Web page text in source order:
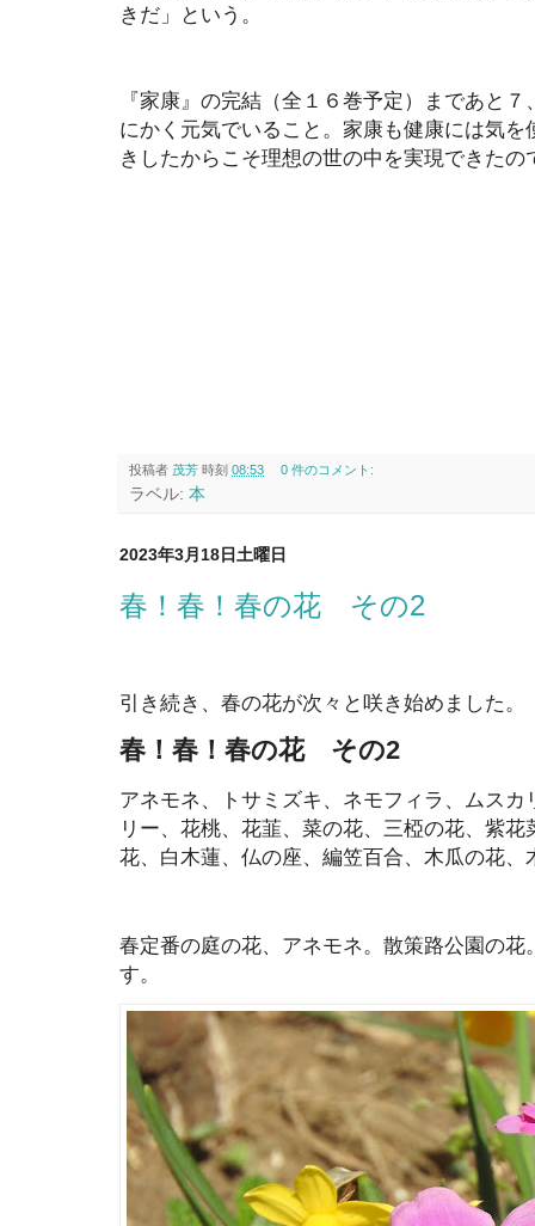
きだ」という。
『家康』の完結（全１６巻予定）まであと
にかく元気でいること。家康も健康には気
きしたからこそ理想の世の中を実現できたの
投稿者 茂芳 時刻 08:53 0 件のコメント:
ラベル: 本
2023年3月18日土曜日
春！春！春の花 その2
引き続き、春の花が次々と咲き始めました。
春！春！春の花 その2
アネモネ、トサミズキ、ネモフィラ、ムス
リー、花桃、花韮、菜の花、三椏の花、紫
花、白木蓮、仏の座、編笠百合、木瓜の花、
春定番の庭の花、アネモネ。散策路公園の
す。